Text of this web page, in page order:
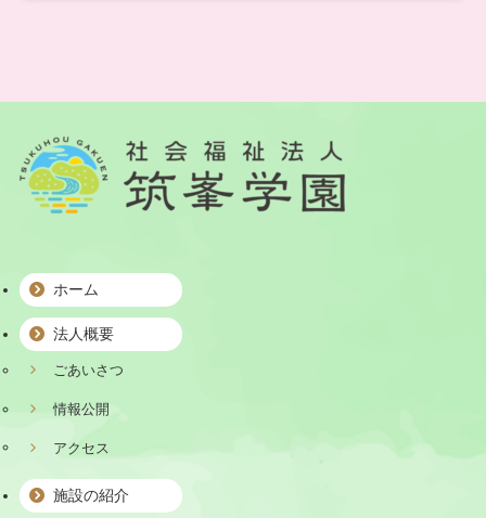
ホーム
法人概要
ごあいさつ
情報公開
アクセス
施設の紹介